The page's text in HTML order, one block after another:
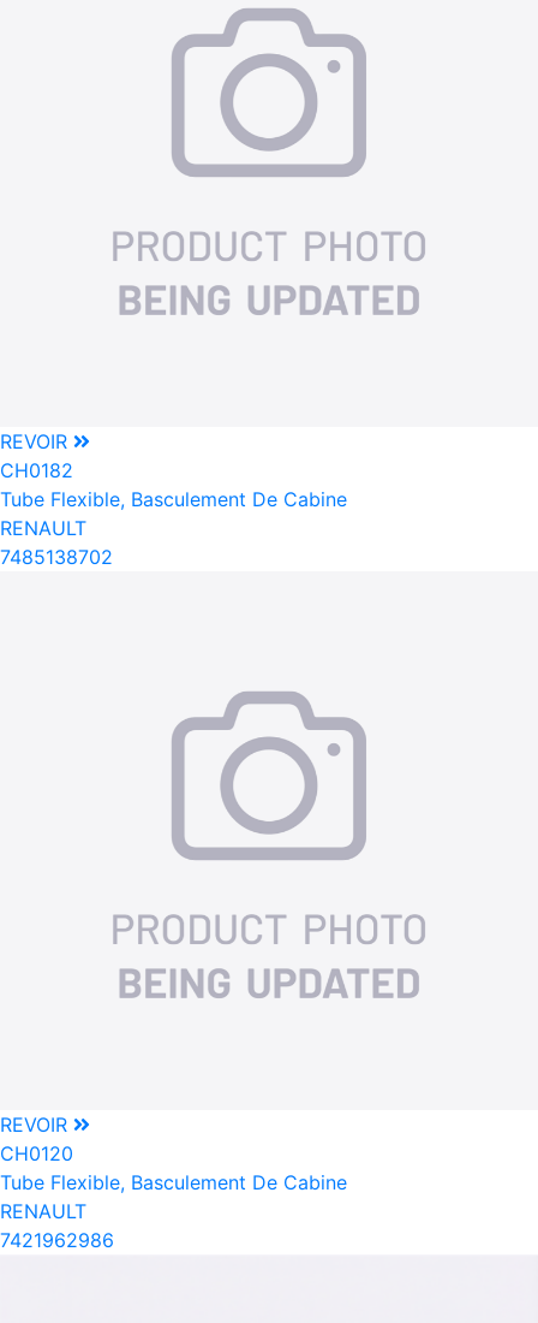
REVOIR
CH0182
Tube Flexible, Basculement De Cabine
RENAULT
7485138702
REVOIR
CH0120
Tube Flexible, Basculement De Cabine
RENAULT
7421962986